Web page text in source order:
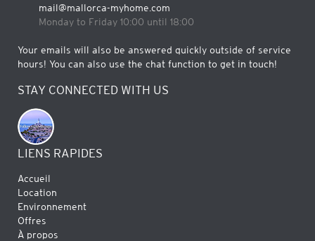
mail@mallorca-myhome.com
Monday to Friday 10:00 until 18:00
Your emails will also be answered quickly outside of service
hours! You can also use the chat function to get in touch!
STAY CONNECTED WITH US
LIENS RAPIDES
Accueil
Location
Environnement
Offres
À propos